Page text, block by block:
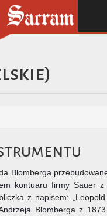
)
Blomberga
kontuaru firmy Sauer
z napisem:
Blomberga z